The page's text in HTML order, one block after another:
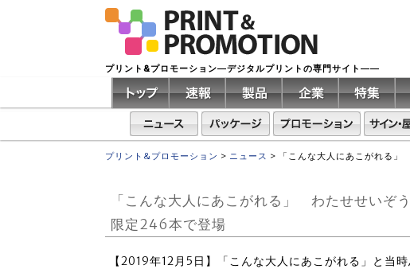
プリント&プロモーション―デジタルプリントの専門サイト――
プリント&プロモーション > ニュース > 「こんな大人にあこがれる
「こんな大人にあこがれる」 わたせせいぞ
限定246本で登場
【2019年12月5日】「こんな大人にあこがれる」と当